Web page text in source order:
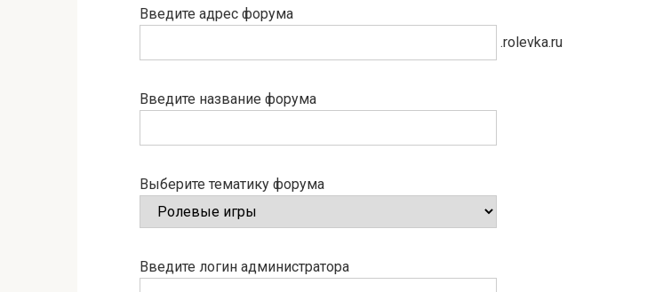
Введите адрес форума
.rolevka.ru
Введите название форума
Выберите тематику форума
Введите логин администратора